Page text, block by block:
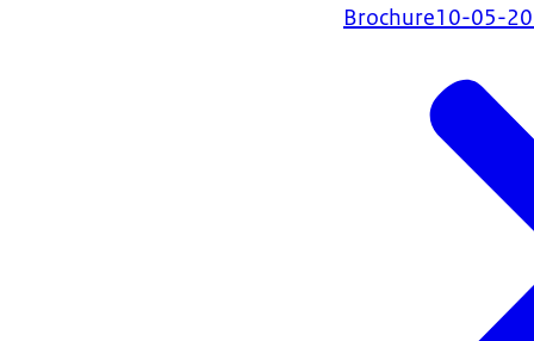
Brochure10-05-